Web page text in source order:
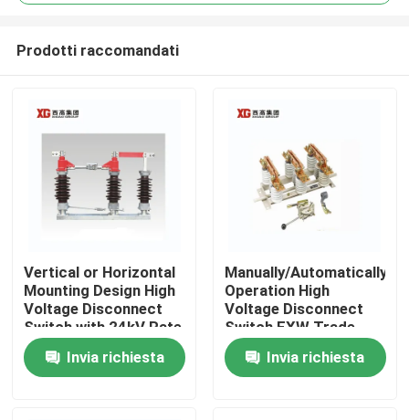
Casa
Prodotti
Prodotti raccomandati
Vertical or Horizontal
Mounting Design High
Voltage Disconnect
Switch with 24kV Rate
Voltage
Invia richiesta
Manually/Automatically
Operation High
Voltage Disconnect
Switch EXW Trade
Terms Product
Invia richiesta